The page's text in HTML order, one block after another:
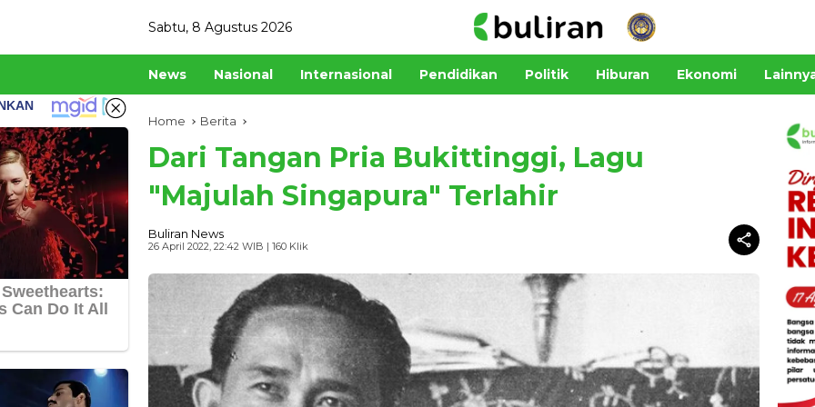
Sabtu, 8 Agustus 2026
News Nasional Internasional Pendidikan Politik Hiburan Ekonomi
Home Berita
Dari Tangan Pria Bukittinggi, Lagu
"Majulah Singapura" Terlahir
Buliran News
26 April 2022, 22:42 WIB | 160 Klik